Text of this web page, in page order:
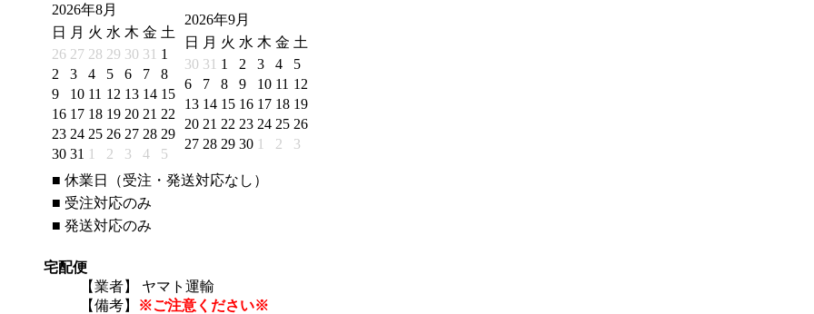
2026年8月
日
月 火 水 木 金 土
26 27 28 29 30 31 1
2
3 4 5 6 7
8
9
10 11 12 13 14 15
16 17 18 19 20 21 22
23 24 25 26 27 28 29
30 31 1 2 3 4 5
2026年9月
日
月 火 水 木 金 土
30 31 1 2 3 4
5
6
7 8 9 10 11 12
13 14 15 16 17 18 19
20 21 22 23 24 25 26
27 28 29 30 1 2 3
■ 休業日（受注・発送対応なし）
■ 受注対応のみ
■ 発送対応のみ
宅配便
【業者】 ヤマト運輸
【備考】
※ご注意ください※